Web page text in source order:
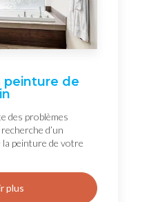
peinture de
des problèmes
d’un
peinture de votre
plus